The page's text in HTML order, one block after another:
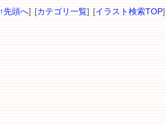
↑先頭へ] [カテゴリ一覧] [イラスト検索TOP]